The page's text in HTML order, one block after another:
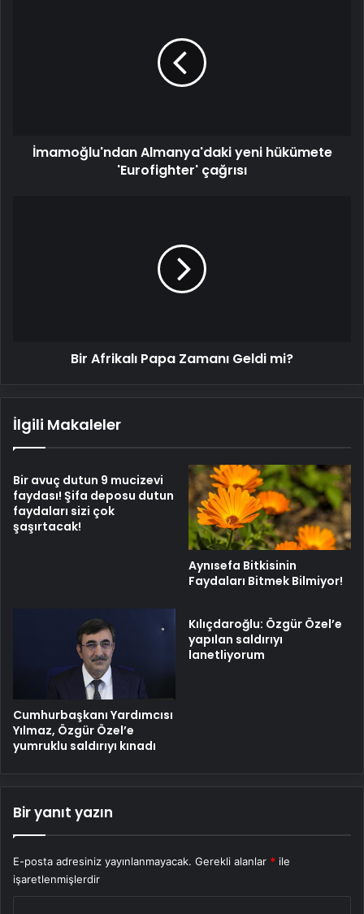
İmamoğlu'ndan Almanya'daki yeni hükümete
'Eurofighter' çağrısı
Bir Afrikalı Papa Zamanı Geldi mi?
İlgili Makaleler
Bir avuç dutun 9 mucizevi
faydası! Şifa deposu dutun
faydaları sizi çok
şaşırtacak!
Aynısefa Bitkisinin
Faydaları Bitmek Bilmiyor!
Cumhurbaşkanı Yardımcısı
Yılmaz, Özgür Özel’e
yumruklu saldırıyı kınadı
Kılıçdaroğlu: Özgür Özel’e
yapılan saldırıyı
lanetliyorum
Bir yanıt yazın
E-posta adresiniz yayınlanmayacak. Gerekli alanlar * ile
işaretlenmişlerdir